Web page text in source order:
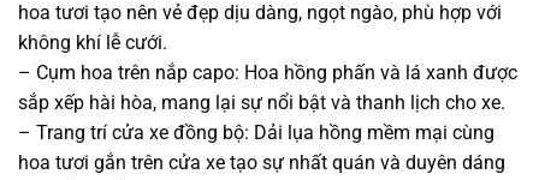
hoa tươi tạo nên vẻ đẹp dịu dàng, ngọt ngào, phù hợp với
không khí lễ cưới.
– Cụm hoa trên nắp capo: Hoa hồng phấn và lá xanh được
sắp xếp hài hòa, mang lại sự nổi bật và thanh lịch cho xe.
– Trang trí cửa xe đồng bộ: Dải lụa hồng mềm mại cùng
hoa tươi gắn trên cửa xe tạo sự nhất quán và duyên dáng